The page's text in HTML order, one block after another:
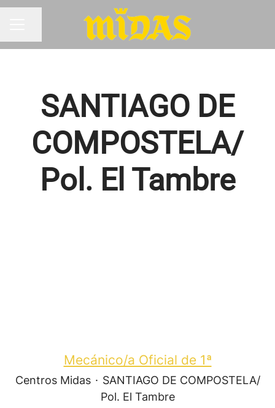
SANTIAGO DE
COMPOSTELA/
Pol. El Tambre
Mecánico/a Oficial de 1ª
Centros Midas · SANTIAGO DE COMPOSTELA/
Pol. El Tambre